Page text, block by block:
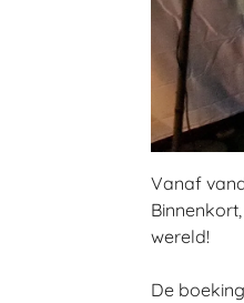
Vanaf
wereld!
De